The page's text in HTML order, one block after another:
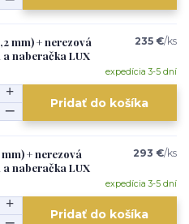
mm) + nerezová
naberačka LUX
235 €/ks
expedícia 3-5 dní
Pridať do košíka
+ nerezová
naberačka LUX
293 €/ks
expedícia 3-5 dní
Pridať do košíka